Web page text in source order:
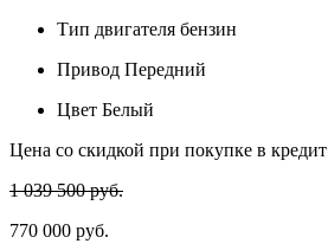
Тип двигателя бензин
Привод Передний
Цвет Белый
Цена со скидкой при покупке в кредит
1 039 500 руб.
770 000 руб.